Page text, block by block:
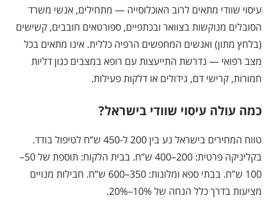
עיסוי שוודי מתאים לרוב האוכלוסייה — מתחילים, אנשי משרד
הסובלים מנוקשות בצוואר ובכתפיים, ספורטאים חובבים, קשישים
(בלחץ מתון) ואנשים המחפשים הרפיה כללית. אינו מתאים בכל
מצב רפואי — נדרשת התייעצות עם רופא במצבים כגון דליות
חמורות, קרישי דם, גידולים או דלקות פעילות.
כמה עולה עיסוי שוודי בישראל?
טווח המחירים בישראל נע בין 200 ל-450 ש”ח לטיפול בודד.
בקליניקה פרטית: 200–400 ש”ח. בבית הלקוח: תוספת של 50–
100 ש”ח. בבתי ספא ומלונות: 350–600 ש”ח. חבילות מנויים
מציעות בדרך כלל הנחה של 10%–20%.